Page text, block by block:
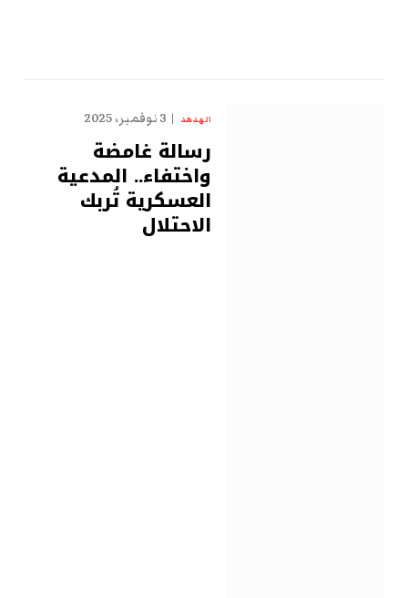
الهدهد 3 نوفمبر، 2025
رسالة غامضة
واختفاء.. المدعية
العسكرية تُربك
الاحتلال